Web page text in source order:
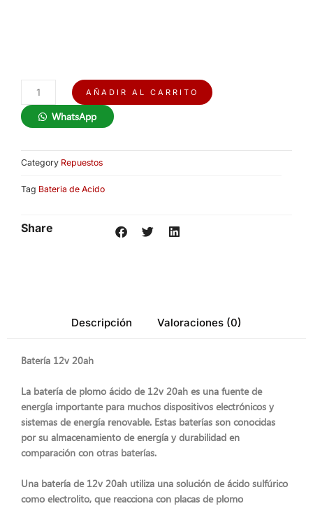
Batería
12v
20Ah
cantidad
AÑADIR AL CARRITO
WhatsApp
Category Repuestos
Tag Bateria de Acido
Share
Descripción Valoraciones (0)
Batería 12v 20ah
La batería de plomo ácido de 12v 20ah es una fuente de
energía importante para muchos dispositivos electrónicos y
sistemas de energía renovable. Estas baterías son conocidas
por su almacenamiento de energía y durabilidad en
comparación con otras baterías.
Una batería de 12v 20ah utiliza una solución de ácido sulfúrico
como electrolito, que reacciona con placas de plomo